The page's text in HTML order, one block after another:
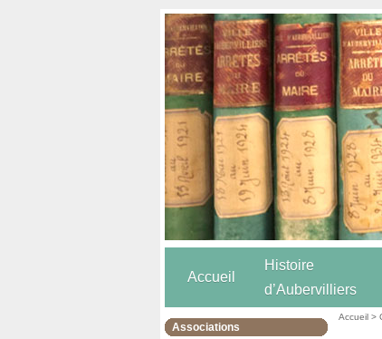
Accueil
Histoire
d’Aubervilliers
Associations
Accueil >